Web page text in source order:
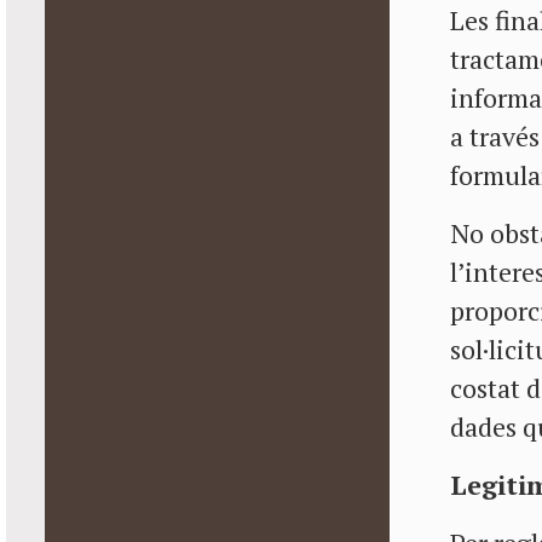
Les
a
No
costat
dades